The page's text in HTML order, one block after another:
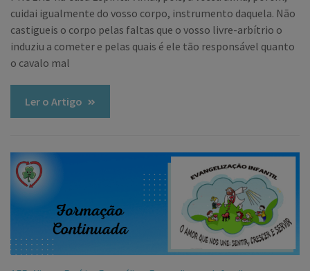
cuidai igualmente do vosso corpo, instrumento daquela. Não
castigueis o corpo pelas faltas que o vosso livre-arbítrio o
induziu a cometer e pelas quais é ele tão responsável quanto
o cavalo mal
Ler o Artigo